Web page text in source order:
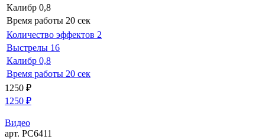
Калибр 0,8
Время работы 20 сек
Количество эффектов 2
Выстрелы 16
Калибр 0,8
Время работы 20 сек
1250 ₽
1250 ₽
Видео
арт. РС6411